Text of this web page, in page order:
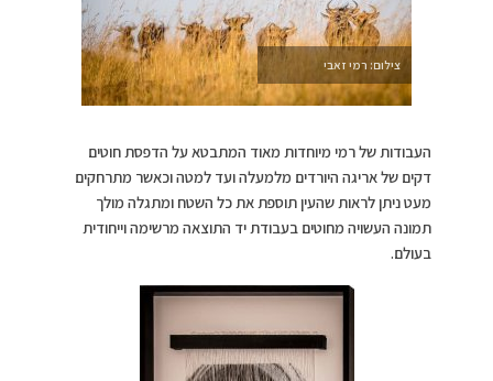
צילום: רמי זאבי
העבודות של רמי מיוחדות מאוד המתבטא על הדפסת חוטים
דקים של אריגה היורדים מלמעלה ועד למטה וכאשר מתרחקים
מעט ניתן לראות שהעין תוספת את כל השטח ומתגלה מולך
תמונה העשויה מחוטים בעבודת יד התוצאה מרשימה וייחודית
בעולם.